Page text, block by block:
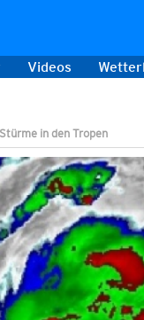
Videos
in den Tropen